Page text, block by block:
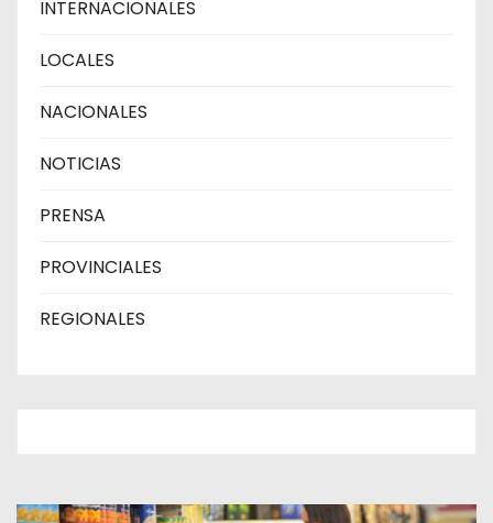
INTERNACIONALES
LOCALES
NACIONALES
NOTICIAS
PRENSA
PROVINCIALES
REGIONALES